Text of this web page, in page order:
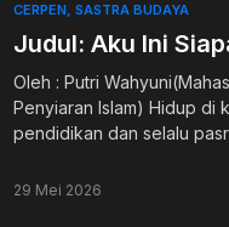
CERPEN SASTRA BUDAYA
Judul: Aku Ini
Oleh : Putri
Penyiaran IsIam) Hidup di
pendidikan dan selalu
29 Mei 2026